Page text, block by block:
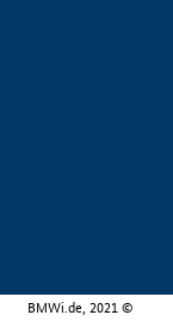
BMWi.de, 2021 ©